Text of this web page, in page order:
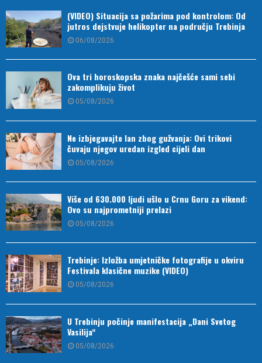
(VIDEO) Situacija sa požarima pod kontrolom: Od
jutros dejstvuje helikopter na području Trebinja
06/08/2026
Ova tri horoskopska znaka najčešće sami sebi
zakomplikuju život
05/08/2026
Ne izbjegavajte lan zbog gužvanja: Ovi trikovi
čuvaju njegov uredan izgled cijeli dan
05/08/2026
Više od 630.000 ljudi ušlo u Crnu Goru za vikend:
Ovo su najprometniji prelazi
05/08/2026
Trebinje: Izložba umjetničke fotografije u okviru
Festivala klasične muzike (VIDEO)
05/08/2026
U Trebinju počinje manifestacija „Dani Svetog
Vasilija“
05/08/2026